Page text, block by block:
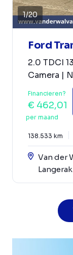
1/20
Ford
2.0 TDCI
Camera |
Financieren?
€ 462,01
per maand
138.533 km
Van der
Langerak